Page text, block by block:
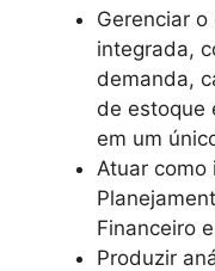
Gerenciar
integrada,
demanda,
de estoque
em um
Atuar como
Financeiro
Produzir